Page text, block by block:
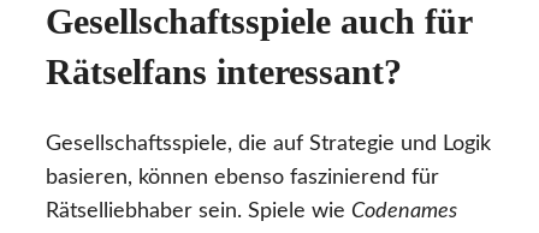
Gesellschaftsspiele auch für
Rätselfans interessant?
Gesellschaftsspiele, die auf Strategie und Logik
basieren, können ebenso faszinierend für
Rätselliebhaber sein. Spiele wie Codenames